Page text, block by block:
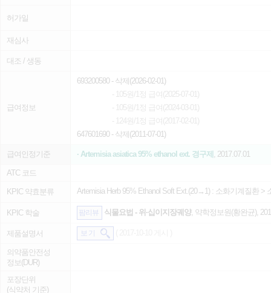
허가일
재심사
대조 / 생동
급여정보
693200580- 삭제(2026-02-01)
- 105원/1정 급여(2025-07-01)
- 105원/1정 급여(2024-03-01)
- 124원/1정 급여(2017-02-01)
647601690- 삭제(2011-07-01)
급여인정기준 · Artemisia asiatica 95% ethanol ext. 경구제 , 2017.07.01
ATC 코드
KPIC 약효분류 Artemisia Herb 95% Ethanol Soft Ext.(20→1) : 소화기계질환 >
KPIC 학술 팜리뷰 식물요법 - 위·십이지장궤양, 약학정보원(황완균),
제품설명서 보 기
의약품안전성
정보(DUR)
포장단위
(식약처 기준)